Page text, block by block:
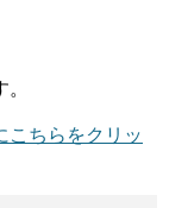
こちらをクリッ